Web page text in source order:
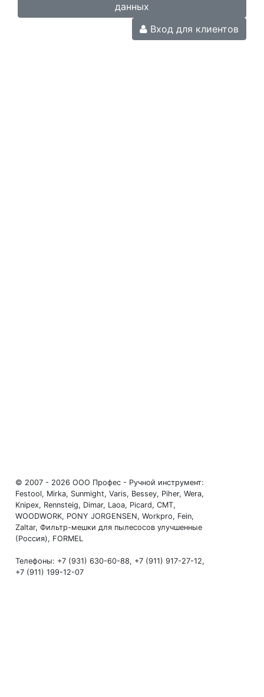
данных
Вход для клиентов
© 2007 - 2026 ООО Профес - Ручной инструмент:
Festool, Mirka, Sunmight, Varis, Bessey, Piher, Wera,
Knipex, Rennsteig, Dimar, Laoa, Picard, CMT,
WOODWORK, PONY JORGENSEN, Workpro, Fein,
Zaltar, Фильтр-мешки для пылесосов улучшенные
(Россия), FORMEL
Телефоны: +7 (931) 630-60-88, +7 (911) 917-27-12,
+7 (911) 199-12-07